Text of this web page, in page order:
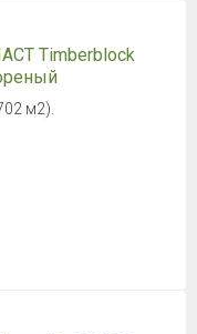
Timberblock
м2).